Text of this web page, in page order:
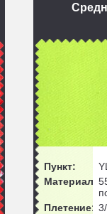
Пункт:
Материал:
Плетение: